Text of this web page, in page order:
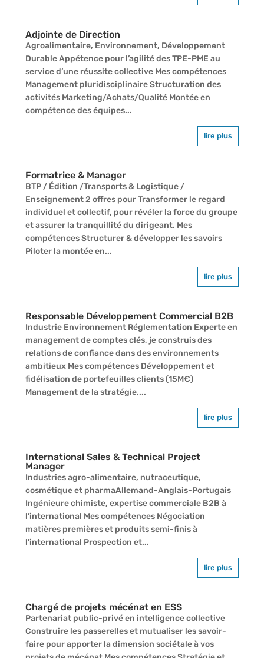
Adjointe de Direction
Agroalimentaire, Environnement, Développement
Durable Appétence pour l’agilité des TPE-PME au
service d’une réussite collective Mes compétences
Management pluridisciplinaire Structuration des
activités Marketing/Achats/Qualité Montée en
compétence des équipes...
lire plus
Formatrice & Manager
BTP / Édition /Transports & Logistique /
Enseignement 2 offres pour Transformer le regard
individuel et collectif, pour révéler la force du groupe
et assurer la tranquillité du dirigeant. Mes
compétences Structurer & développer les savoirs
Piloter la montée en...
lire plus
Responsable Développement Commercial B2B
Industrie Environnement Réglementation Experte en
management de comptes clés, je construis des
relations de confiance dans des environnements
ambitieux Mes compétences Développement et
fidélisation de portefeuilles clients (15M€)
Management de la stratégie,...
lire plus
International Sales & Technical Project
Manager
Industries agro-alimentaire, nutraceutique,
cosmétique et pharmaAllemand-Anglais-Portugais
Ingénieure chimiste, expertise commerciale B2B à
l’international Mes compétences Négociation
matières premières et produits semi-finis à
l'international Prospection et...
lire plus
Chargé de projets mécénat en ESS
Partenariat public-privé en intelligence collective
Construire les passerelles et mutualiser les savoir-
faire pour apporter la dimension sociétale à vos